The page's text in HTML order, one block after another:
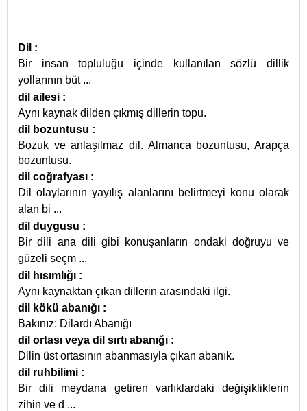
Dil :
Bir insan topluluğu içinde kullanılan sözlü dillik
yollarının büt ...
dil ailesi :
Aynı kaynak dilden çıkmış dillerin topu.
dil bozuntusu :
Bozuk ve anlaşılmaz dil. Almanca bozuntusu, Arapça
bozuntusu.
dil coğrafyası :
Dil olaylarının yayılış alanlarını belirtmeyi konu olarak
alan bi ...
dil duygusu :
Bir dili ana dili gibi konuşanların ondaki doğruyu ve
güzeli seçm ...
dil hısımlığı :
Aynı kaynaktan çıkan dillerin arasındaki ilgi.
dil kökü abanığı :
Bakınız: Dilardı Abanığı
dil ortası veya dil sırtı abanığı :
Dilin üst ortasının abanmasıyla çıkan abanık.
dil ruhbilimi :
Bir dili meydana getiren varlıklardaki değişikliklerin
zihin ve d ...